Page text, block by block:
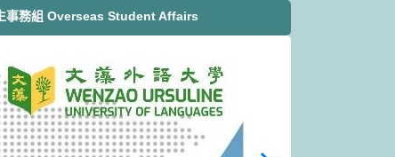
事務組 Overseas Student Affairs